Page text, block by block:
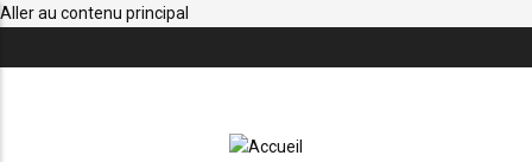
Aller au contenu principal